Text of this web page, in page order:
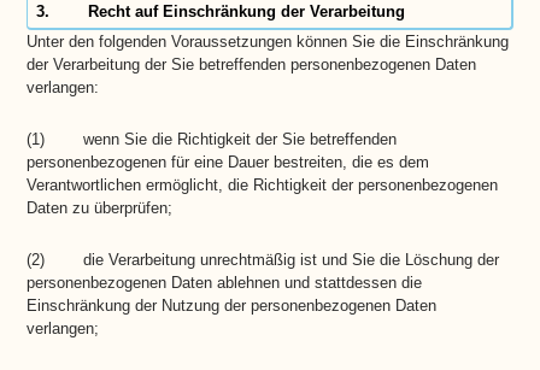
3. Recht auf Einschränkung der Verarbeitung
Unter den folgenden Voraussetzungen können Sie die Einschränkung
der Verarbeitung der Sie betreffenden personenbezogenen Daten
verlangen:
(1) wenn Sie die Richtigkeit der Sie betreffenden
personenbezogenen für eine Dauer bestreiten, die es dem
Verantwortlichen ermöglicht, die Richtigkeit der personenbezogenen
Daten zu überprüfen;
(2) die Verarbeitung unrechtmäßig ist und Sie die Löschung der
personenbezogenen Daten ablehnen und stattdessen die
Einschränkung der Nutzung der personenbezogenen Daten
verlangen;